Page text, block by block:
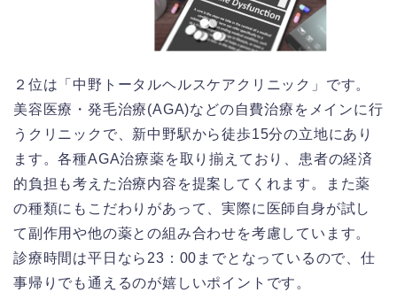
２位は「中野トータルヘルスケアクリニック」です。
美容医療・発毛治療(AGA)などの自費治療をメインに行
うクリニックで、新中野駅から徒歩15分の立地にあり
ます。各種AGA治療薬を取り揃えており、患者の経済
的負担も考えた治療内容を提案してくれます。また薬
の種類にもこだわりがあって、実際に医師自身が試し
て副作用や他の薬との組み合わせを考慮しています。
診療時間は平日なら23：00までとなっているので、仕
事帰りでも通えるのが嬉しいポイントです。